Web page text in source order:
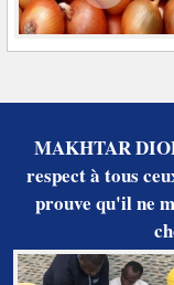
MAKHTAR
respect à tous
prouve qu'il ne